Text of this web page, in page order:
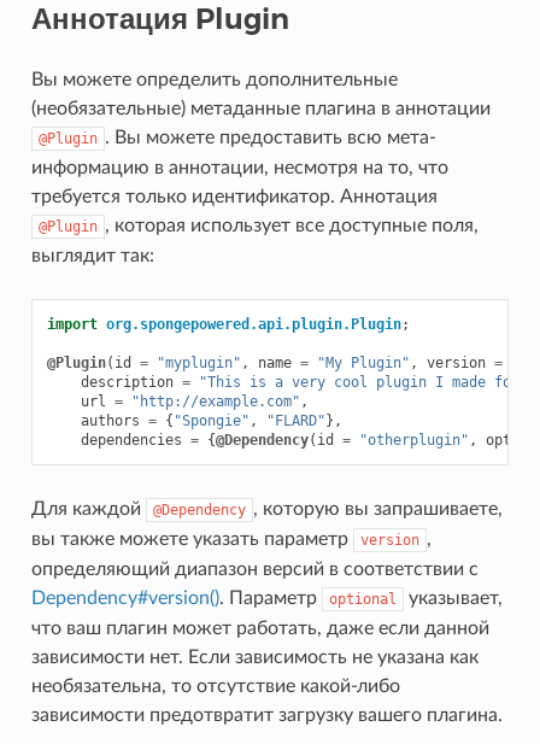
Аннотация Plugin
Вы можете определить дополнительные
(необязательные) метаданные плагина в аннотации
@Plugin . Вы можете предоставить всю мета-
информацию в аннотации, несмотря на то, что
требуется только идентификатор. Аннотация
@Plugin , которая использует все доступные поля,
выглядит так:
import org.spongepowered.api.plugin.Plugin;
@Plugin( id = "myplugin" , name = "My Plugin" , version =
description =
"This is a very cool plugin I made for
url = "http://example.com" ,
authors = { "Spongie" , "FLARD" },
dependencies = {@Dependency( id = "otherplugin" ,
Для каждой @Dependency , которую вы запрашиваете,
вы также можете указать параметр
version ,
определяющий диапазон версий в соответствии с
Dependency#version(). Параметр optional
указывает,
что ваш плагин может работать, даже если данной
зависимости нет. Если зависимость не указана как
необязательна, то отсутствие какой-либо
зависимости предотвратит загрузку вашего плагина.